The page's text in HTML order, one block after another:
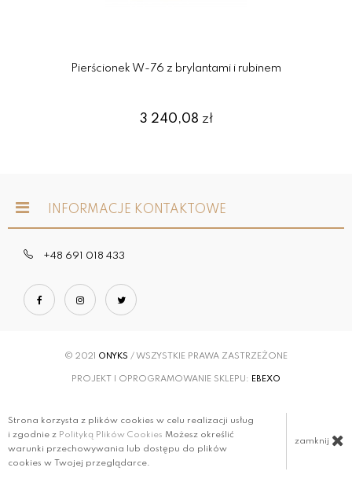
Pierścionek W-76 z brylantami i rubinem
3 240,08 zł
INFORMACJE KONTAKTOWE
+48 691 018 433
© 2021 ONYKS / WSZYSTKIE PRAWA ZASTRZEŻONE
PROJEKT I OPROGRAMOWANIE SKLEPU: EBEXO
Strona korzysta z plików cookies w celu realizacji usług
i zgodnie z Polityką Plików Cookies Możesz określić
warunki przechowywania lub dostępu do plików
cookies w Twojej przeglądarce.
zamknij